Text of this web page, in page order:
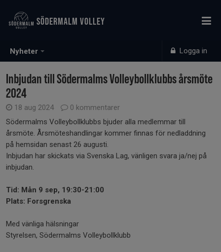
Nyheter Logga in
SÖDERMALM VOLLEY
Inbjudan till Södermalms Volleybollklubbs årsmöte
2024
18 aug 2024
0 kommentarer
Södermalms Volleybollklubbs bjuder alla medlemmar till
årsmöte. Årsmöteshandlingar kommer finnas för nedladdning
på hemsidan senast 26 augusti.
Inbjudan har skickats via Svenska Lag, vänligen svara ja/nej på
inbjudan.
Tid: Mån 9 sep, 19:30-21:00
Plats: Forsgrenska
Med vänliga hälsningar
Styrelsen, Södermalms Volleybollklubb